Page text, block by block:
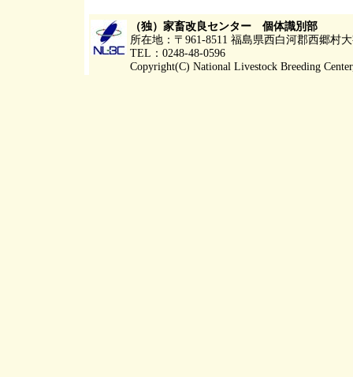
（独）家畜改良センター 個体識別部
所在地：〒961-8511 福島県西白河郡西郷村
TEL：0248-48-0596
Copyright(C) National Livestock Breeding